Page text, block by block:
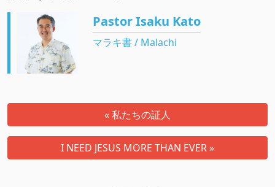
Pastor Isaku Kato
マラキ書 / Malachi
« 私たちの証人
I NEED JESUS MORE THAN EVER »